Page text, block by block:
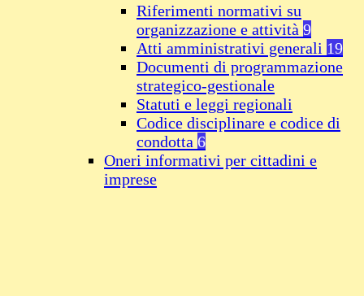
Riferimenti normativi su
organizzazione e attività 9
Atti amministrativi generali 19
Documenti di programmazione
strategico-gestionale
Statuti e leggi regionali
Codice disciplinare e codice di
condotta 6
Oneri informativi per cittadini e
imprese